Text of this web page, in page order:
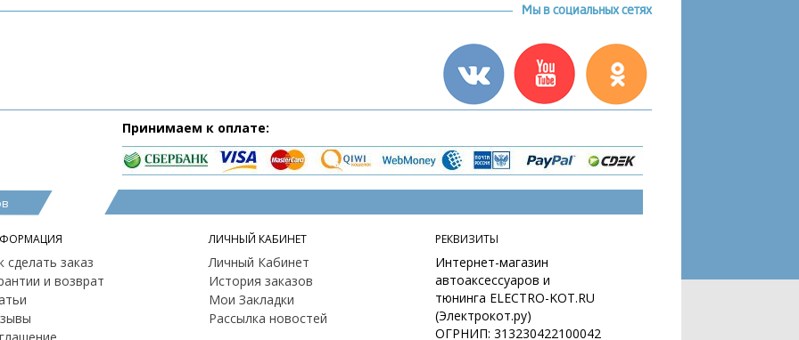
Мы в социальных сетях
Принимаем к оплате:
сделать заказ
и возврат
ЛИЧНЫЙ КАБИНЕТ
Личный Кабинет
История заказов
Мои Закладки
Рассылка новостей
РЕКВИЗИТЫ
Интернет-магазин
автоаксессуаров и
тюнинга ELECTRO-KOT.RU
(Электрокот.ру)
ОГРНИП: 313230422100042